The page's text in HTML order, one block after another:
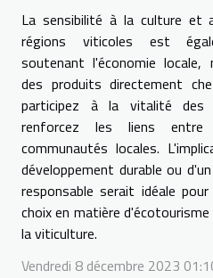
La sensibilité à la culture et
régions viticoles est
soutenant l'économie
des produits directement
participez à la vitalité des
renforcez les liens
communautés locales.
développement durable ou
responsable serait idéale
choix en matière
la viticulture.
Vendredi 8 décembre 2023